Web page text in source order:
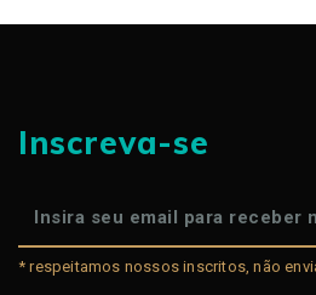
Inscreva-se
* respeitamos nossos inscritos, não